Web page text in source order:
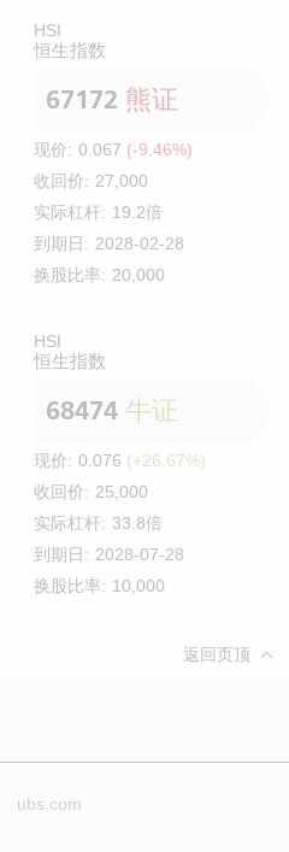
HSI
恒生指数
67172 熊证
现价: 0.067 (-9.46%)
收回价: 27,000
实际杠杆: 19.2倍
到期日: 2028-02-28
换股比率: 20,000
HSI
恒生指数
68474 牛证
现价: 0.076 (+26.67%)
收回价: 25,000
实际杠杆: 33.8倍
到期日: 2028-07-28
换股比率: 10,000
返回页顶
ubs.com